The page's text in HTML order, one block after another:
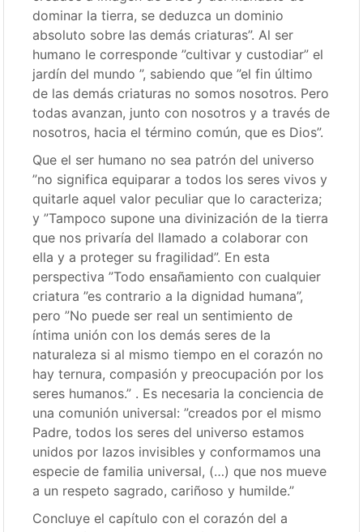
dominar la tierra, se deduzca un dominio
absoluto sobre las demás criaturas”. Al ser
humano le corresponde ”cultivar y custodiar” el
jardín del mundo ”, sabiendo que ”el fin último
de las demás criaturas no somos nosotros. Pero
todas avanzan, junto con nosotros y a través de
nosotros, hacia el término común, que es Dios”.
Que el ser humano no sea patrón del universo
”no significa equiparar a todos los seres vivos y
quitarle aquel valor peculiar que lo caracteriza;
y ”Tampoco supone una divinización de la tierra
que nos privaría del llamado a colaborar con
ella y a proteger su fragilidad”. En esta
perspectiva ”Todo ensañamiento con cualquier
criatura ”es contrario a la dignidad humana”,
pero ”No puede ser real un sentimiento de
íntima unión con los demás seres de la
naturaleza si al mismo tiempo en el corazón no
hay ternura, compasión y preocupación por los
seres humanos.” . Es necesaria la conciencia de
una comunión universal: ”creados por el mismo
Padre, todos los seres del universo estamos
unidos por lazos invisibles y conformamos una
especie de familia universal, (…) que nos mueve
a un respeto sagrado, cariñoso y humilde.”
Concluye el capítulo con el corazón del a